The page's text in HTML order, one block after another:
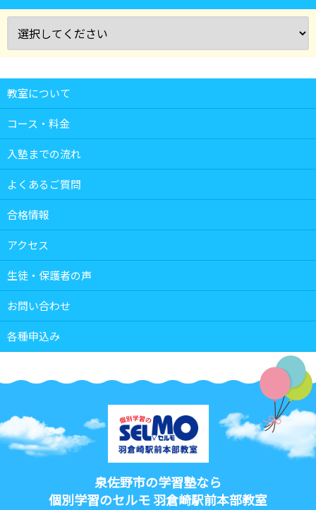
教室について
コース・料金
入塾までの流れ
よくあるご質問
合格情報
アクセス
生徒・保護者の声
お問い合わせ
各種申込み
泉佐野市の学習塾なら
個別学習のセルモ 羽倉崎駅前本部教室